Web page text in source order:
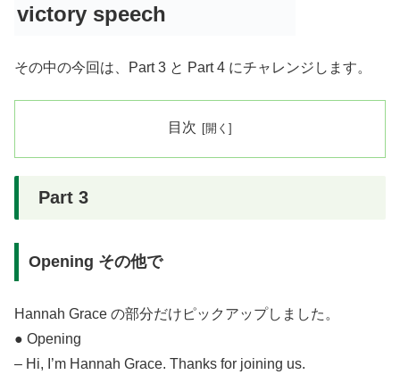
victory speech
その中の今回は、Part 3 と Part 4 にチャレンジします。
目次
Part 3
Opening その他で
Hannah Grace の部分だけピックアップしました。
● Opening
– Hi, I’m Hannah Grace. Thanks for joining us.